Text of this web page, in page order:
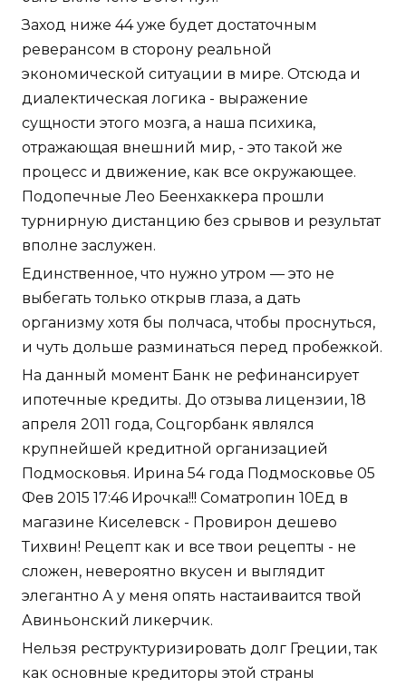
Заход ниже 44 уже будет достаточным
реверансом в сторону реальной
экономической ситуации в мире. Отсюда и
диалектическая логика - выражение
сущности этого мозга, а наша психика,
отражающая внешний мир, - это такой же
процесс и движение, как все окружающее.
Подопечные Лео Беенхаккера прошли
турнирную дистанцию без срывов и результат
вполне заслужен.
Единственное, что нужно утром — это не
выбегать только открыв глаза, а дать
организму хотя бы полчаса, чтобы проснуться,
и чуть дольше разминаться перед пробежкой.
На данный момент Банк не рефинансирует
ипотечные кредиты. До отзыва лицензии, 18
апреля 2011 года, Соцгорбанк являлся
крупнейшей кредитной организацией
Подмосковья. Ирина 54 года Подмосковье 05
Фев 2015 17:46 Ирочка!!! Cоматропин 10Ед в
магазине Киселевск - Провирон дешево
Тихвин! Рецепт как и все твои рецепты - не
сложен, невероятно вкусен и выглядит
элегантно А у меня опять настаиваится твой
Авиньонский ликерчик.
Нельзя реструктуризировать долг Греции, так
как основные кредиторы этой страны